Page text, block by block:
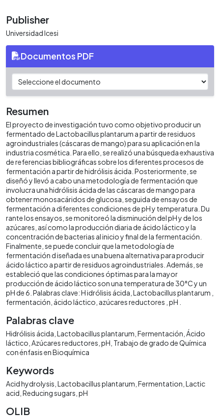
Publisher
Universidad Icesi
Documentos PDF
Resumen
El proyecto de investigación tuvo como objetivo producir un
fermentado de Lactobacillus plantarum a partir de residuos
agroindustriales (cáscaras de mango) para su aplicación en la
industria cosmética. Para ello, se realizó una búsqueda exhaustiva
de referencias bibliográficas sobre los diferentes procesos de
fermentación a partir de hidrólisis ácida. Posteriormente, se
diseñó y llevó a cabo una metodología de fermentación que
involucra una hidrólisis ácida de las cáscaras de mango para
obtener monosacáridos de glucosa, seguida de ensayos de
fermentación a diferentes condiciones de pH y temperatura. Du
rante los ensayos, se monitoreó la disminución del pH y de los
azúcares, así como la producción diaria de ácido láctico y la
concentración de bacterias al inicio y final de la fermentación.
Finalmente, se puede concluir que la metodología de
fermentación d iseñada es una buena alternativa para producir
ácido láctico a partir de residuos agroindustriales. Además, se
estableció que las condiciones óptimas para la mayor
producción de ácido láctico son una temperatura de 30°C y un
pH de 6. Palabras clave: H idrólisis ácida, Lactobacillus plantarum ,
fermentación, ácido láctico, azúcares reductores , pH .
Palabras clave
Hidrólisis ácida Lactobacillus plantarum Fermentación Ácido
láctico Azúcares reductores pH Trabajo de grado de Química
con énfasis en Bioquímica
Keywords
Acid hydrolysis Lactobacillus plantarum Fermentation Lactic
acid Reducing sugars pH
OLIB